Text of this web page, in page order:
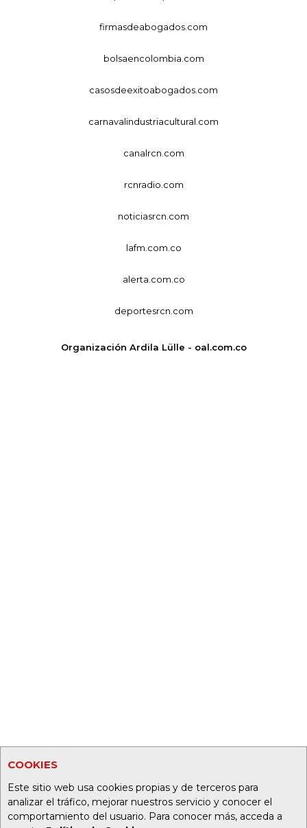
COOKIES
Este sitio web usa cookies propias y de terceros para
analizar el tráfico, mejorar nuestros servicio y conocer el
comportamiento del usuario. Para conocer más, acceda a
firmasdeabogados.com
bolsaencolombia.com
casosdeexitoabogados.com
carnavalindustriacultural.com
canalrcn.com
rcnradio.com
noticiasrcn.com
lafm.com.co
alerta.com.co
deportesrcn.com
Organización Ardila Lülle - oal.com.co